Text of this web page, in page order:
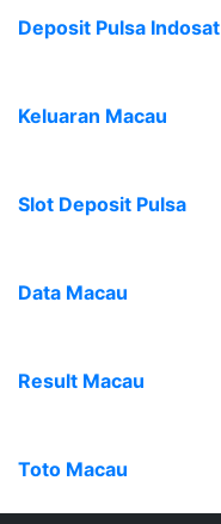
Deposit Pulsa Indosat
Keluaran Macau
Slot Deposit Pulsa
Data Macau
Result Macau
Toto Macau